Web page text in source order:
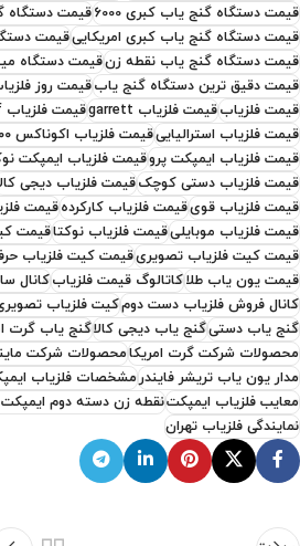
قیمت دستگاه گنج یاب کبری 6000
قیمت دستگاه
قیمت دستگاه گنج یاب کبری امریکاییقیمت
قیمت دستگاه گنج یاب نقطه زنقیمت دستگاه
قیمت دقیق ترین دستگاه گنج یابقیمت روز
قیمت فلزیابقیمت فلزیاب garrett قیمت فلزیاب vlf
قیمت فلزیاب استرالیاییقیمت فلزیاب اکوناکس ۸۰۰
قیمت فلزیاب ایمپکت پروقیمت فلزیاب ایمپکت
قیمت فلزیاب دستی کوچکقیمت فلزیاب دیجی
قیمت فلزیاب قویقیمت فلزیاب کارکردهقیمت
قیمت فلزیاب موبایلیقیمت فلزیاب نوکتاقیمت
قیمت کیت فلزیاب تصویریقیمت کیت فلزیاب
قیمت یون یاب طلاکاتالوگ قیمت فلزیابکانال
کانال فروش فلزیاب دست دومکیت فلزیاب
گنج یاب دستیگنج یاب دیجی کالاگنج یاب گرت
محصولات شرکت گرت امریکامحصولات شرکت
مدار یون یاب تریشر فایندرمشخصات فلزیاب
معایب فلزیاب ایمپکتنقطه زن دسته دوم ایمپکت
نمایندگی فلزیاب تهران